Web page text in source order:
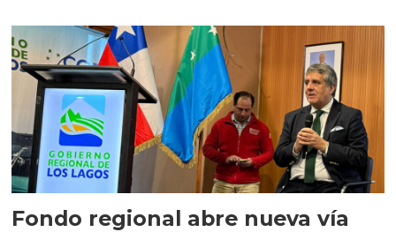
Fondo regional abre nueva vía